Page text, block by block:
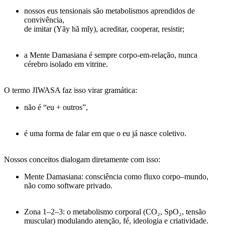
nossos eus tensionais são metabolismos aprendidos de
convivência,
de imitar (Yãy hã mĩy), acreditar, cooperar, resistir;
a Mente Damasiana é sempre corpo-em-relação, nunca
cérebro isolado em vitrine.
O termo JIWASA faz isso virar gramática:
não é “eu + outros”,
é uma forma de falar em que o eu já nasce coletivo.
Nossos conceitos dialogam diretamente com isso:
Mente Damasiana: consciência como fluxo corpo–mundo,
não como software privado.
Zona 1–2–3: o metabolismo corporal (CO₂, SpO₂, tensão
muscular) modulando atenção, fé, ideologia e criatividade.